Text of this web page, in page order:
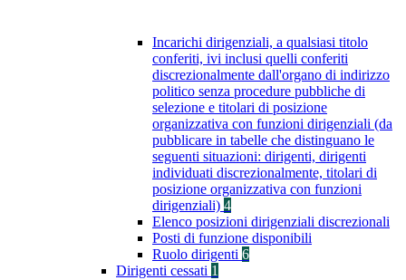
Incarichi dirigenziali, a qualsiasi titolo
conferiti, ivi inclusi quelli conferiti
discrezionalmente dall'organo di indirizzo
politico senza procedure pubbliche di
selezione e titolari di posizione
organizzativa con funzioni dirigenziali (da
pubblicare in tabelle che distinguano le
seguenti situazioni: dirigenti, dirigenti
individuati discrezionalmente, titolari di
posizione organizzativa con funzioni
dirigenziali) 4
Elenco posizioni dirigenziali discrezionali
Posti di funzione disponibili
Ruolo dirigenti 6
Dirigenti cessati 1